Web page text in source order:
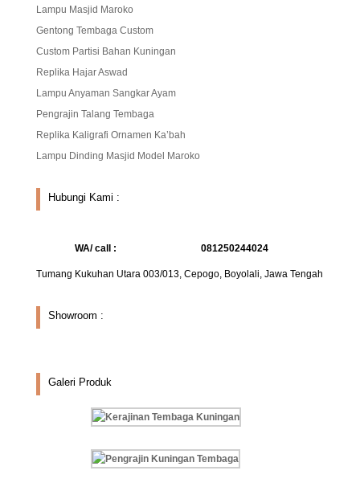
Lampu Masjid Maroko
Gentong Tembaga Custom
Custom Partisi Bahan Kuningan
Replika Hajar Aswad
Lampu Anyaman Sangkar Ayam
Pengrajin Talang Tembaga
Replika Kaligrafi Ornamen Ka’bah
Lampu Dinding Masjid Model Maroko
Hubungi Kami :
WA/ call : 081250244024
Tumang Kukuhan Utara 003/013, Cepogo, Boyolali, Jawa Tengah
Showroom :
Galeri Produk